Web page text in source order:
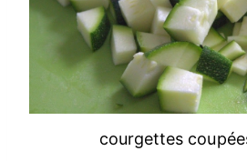
courgettes